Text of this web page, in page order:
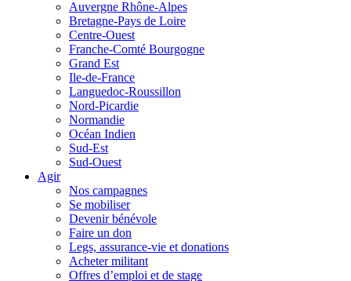
Auvergne Rhône-Alpes
Bretagne-Pays de Loire
Centre-Ouest
Franche-Comté Bourgogne
Grand Est
Ile-de-France
Languedoc-Roussillon
Nord-Picardie
Normandie
Océan Indien
Sud-Est
Sud-Ouest
Agir
Nos campagnes
Se mobiliser
Devenir bénévole
Faire un don
Legs, assurance-vie et donations
Acheter militant
Offres d’emploi et de stage